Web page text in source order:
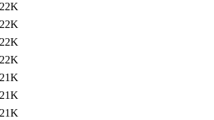
22K
22K
22K
22K
21K
21K
21K